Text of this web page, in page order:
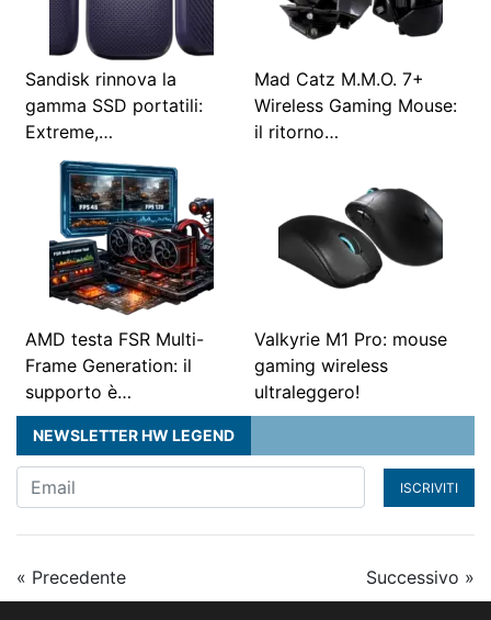
Sandisk rinnova la
gamma SSD portatili:
Extreme,…
Mad Catz M.M.O. 7+
Wireless Gaming Mouse:
il ritorno…
AMD testa FSR Multi-
Frame Generation: il
supporto è…
Valkyrie M1 Pro: mouse
gaming wireless
ultraleggero!
NEWSLETTER HW LEGEND
ISCRIVITI
« Precedente Successivo »